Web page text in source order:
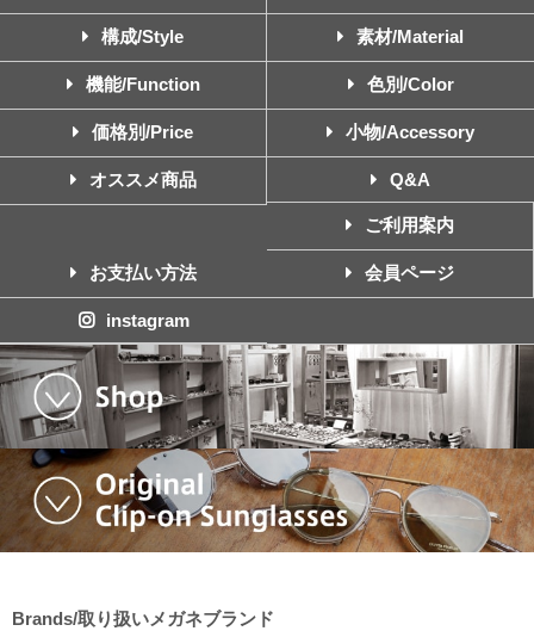
構成/Style 素材/Material
機能/Function 色別/Color
価格別/Price 小物/Accessory
オススメ商品 Q&A
ご利用案内
お支払い方法 会員ページ
instagram
Brands/取り扱いメガネブランド